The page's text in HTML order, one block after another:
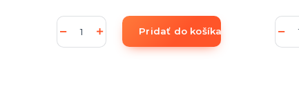
Pridať do košíka